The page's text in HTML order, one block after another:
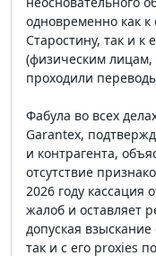
одновременно как
Старостину, так и
(физическим лицам,
проходили
Фабула во всех
Garantex,
и контрагента,
отсутствие
2026 году кассация
жалоб и оставляет
допуская взыскание
так и с его proxies